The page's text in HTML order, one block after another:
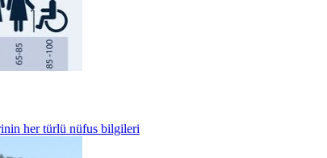
her türlü nüfus bilgileri